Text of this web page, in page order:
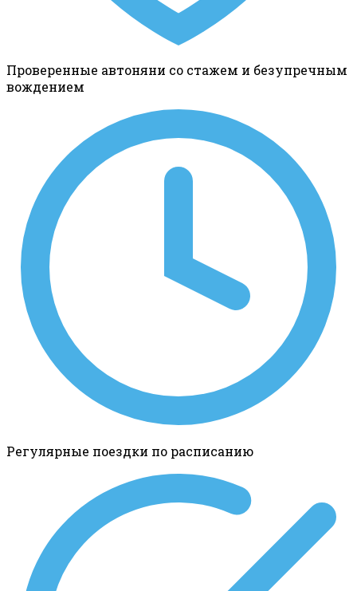
Проверенные автоняни со стажем и безупречным
вождением
Регулярные поездки по расписанию